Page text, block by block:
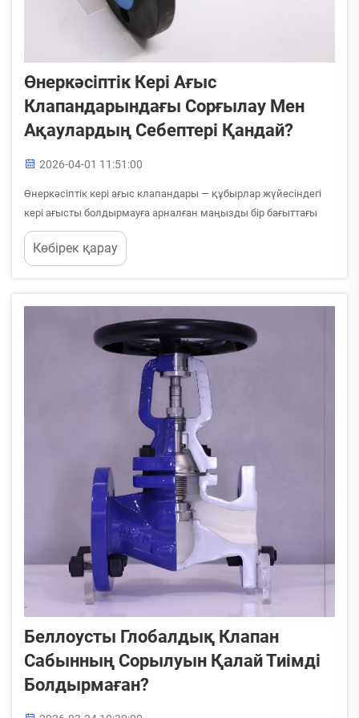
Өнеркәсіптік Кері Ағыс
Клапандарындағы Сорғылау Мен
Ақаулардың Себептері Қандай?
2026-04-01 11:51:00
Өнеркәсіптік кері ағыс клапандары — құбырлар жүйесіндегі
кері ағысты болдырмауға арналған маңызды бір бағыттағы
ағыс реттеуші құрылғылар болып табылады; олар
жабдықтарды қорғайды және технологиялық процестің
Көбірек қарау
Беллоусты Глобалдық Клапан
Сабынның Сорылуын Қалай Тиімді
Болдырмаған?